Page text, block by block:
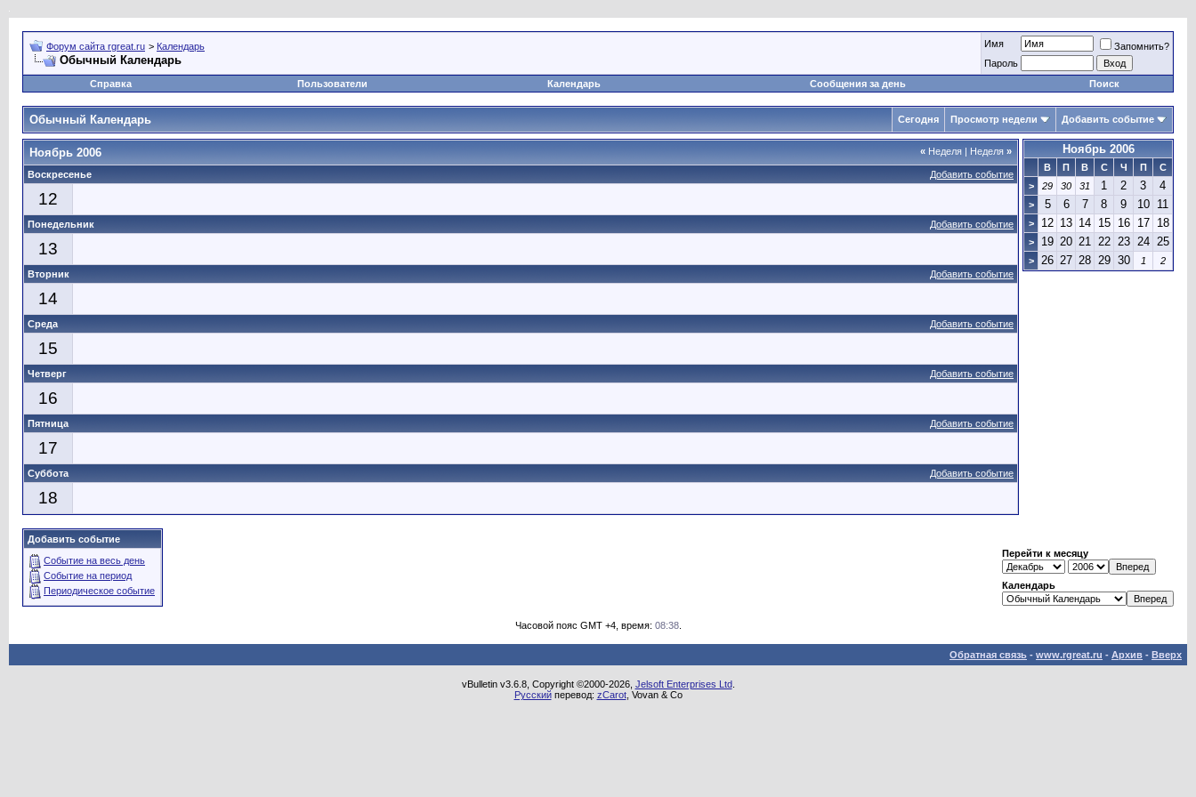
Форум сайта rgreat.ru > Календарь
Обычный Календарь
Имя
Запомнить?
Пароль
Справка
Пользователи Календарь Сообщения за день Поиск
Обычный Календарь Сегодня Просмотр недели Добавить событие
« Неделя | Неделя »
Ноябрь 2006
Добавить событие
Воскресенье
12
Добавить событие
Понедельник
13
Добавить событие
Вторник
14
Добавить событие
Среда
15
Добавить событие
Четверг
16
Добавить событие
Пятница
17
Добавить событие
Суббота
18
Ноябрь 2006
В П В С Ч П
С
>
29 30 31 1 2 3 4
> 5 6 7 8 9 10 11
> 12 13 14 15 16 17 18
> 19 20 21 22 23 24 25
> 26 27 28 29 30 1 2
Добавить событие
Событие на весь день
Событие на период
Периодическое событие
Перейти к месяцу
Календарь
Часовой пояс GMT +4, время: 08:38.
Обратная связь - www.rgreat.ru - Архив - Вверх
vBulletin v3.6.8, Copyright ©2000-2026, Jelsoft Enterprises Ltd.
Русскийперевод: zCarot, Vovan & Co